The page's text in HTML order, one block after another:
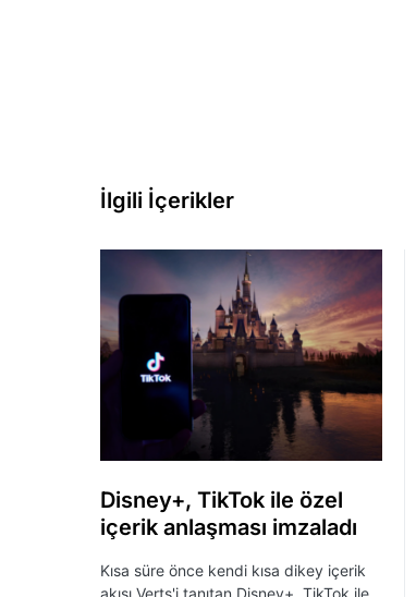
İlgili İçerikler
Disney+, TikTok ile özel
içerik anlaşması imzaladı
Kısa süre önce kendi kısa dikey içerik